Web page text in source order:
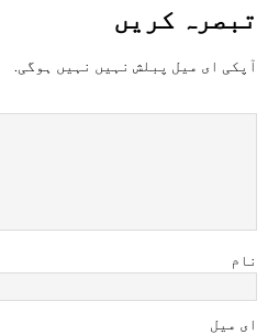
تبصرہ کريں
آپکی ای ميل پبلش نہيں نہيں ہوگی.
نام
ای میل